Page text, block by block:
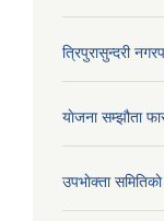
त्रिपुरासुन्दरी
याेजना सम्झौता
उपभाेक्ता